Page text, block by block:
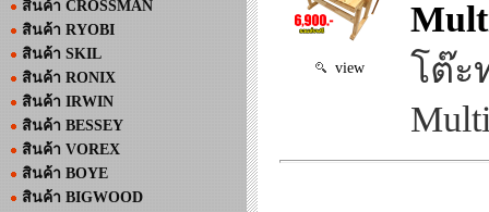
สินค้า CROSSMAN
สินค้า RYOBI
สินค้า SKIL
สินค้า RONIX
สินค้า IRWIN
สินค้า BESSEY
สินค้า VOREX
สินค้า BOYE
สินค้า BIGWOOD
view
โต๊ะ